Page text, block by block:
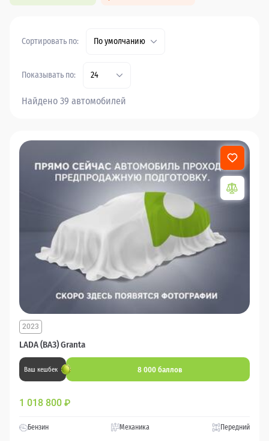
Сортировать по: По умолчанию
Показывать по: 24
Найдено 39 автомобилей
LADA (ВАЗ) Granta
2023
Ваш кешбек 8 000 баллов
1 018 800 ₽
Бензин Механика Передний